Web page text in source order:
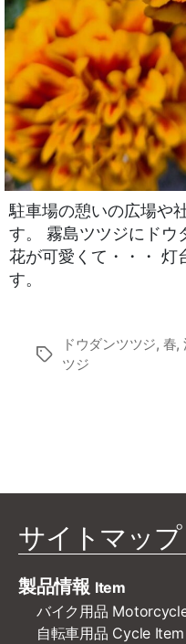
駐車場の憩いの広場や
す。 霧島ツツジにドウ
花が可愛くて・・・ 灯
す。
タ
ドウダンツツジ, 春,
ツジ
サイトマップ
製品情報 Item
バイク用品
自転車用品 Cycle Item